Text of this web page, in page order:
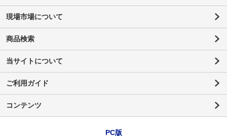
現場市場について
商品検索
当サイトについて
ご利用ガイド
コンテンツ
PC版